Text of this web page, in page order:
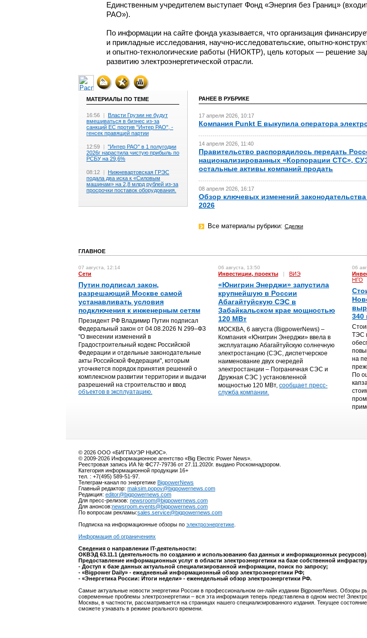
Единственным учредителем выступает Фонд «Энергия без Границ»
РАО»).
По информации на сайте фонда указывается, что организация
и прикладные исследования, научно-исследовательские, опытно-
и опытно-технологические работы (НИОКТР), цель которых — решение
развитию электроэнергетической отрасли.
МАТЕРИАЛЫ ПО ТЕМЕ
16:56 | Власти Грузии не будут
вмешиваться в бизнес из-за
санкций ЕС против "Интер РАО", -
генсек правящей партии
12:59 | "Интер РАО" в 1 полугодии
2026г нарастила чистую прибыль по
РСБУ на 29,6%
08:12 |
Нижневартовская ГРЭС
подала два иска к «Силовым
машинам» на 2,8 млрд рублей из-за
просрочки поставок оборудования.
РАНЕЕ В РУБРИКЕ
17 апреля 2026, 10:17
Компания Punkt E выкупила оператора
14 апреля 2026, 11:40
Правительство распорядилось передать
национализированных «Корпорации СТС»,
остальные активы компаний продать
08 апреля 2026, 16:17
Обзор ключевых изменений
2026
Все материалы рубрики: Сделки
ГЛАВНОЕ
07 августа, 12:14
Сети
Путин подписал закон,
разрешающий Москве самой
устанавливать условия
подключения к инженерным сетям
Президент РФ Владимир Путин подписал
Федеральный закон от 04.08.2026 N 299–ФЗ
"О внесении изменений в
Градостроительный кодекс Российской
Федерации и отдельные законодательные
акты Российской Федерации", которым
уточняется порядок принятия решений о
комплексном развитии территории и выдачи
разрешений на строительство и ввод
объектов в эксплуатацию.
06 августа, 13:50
Инвестиции, проекты | ВИЭ
«Юнигрин Энерджи» запустила
крупнейшую в России
Абагайтуйскую СЭС в
Забайкальском крае мощностью
120 МВт
МОСКВА, 6 августа (BigpowerNews) –
Компания «Юнигрин Энерджи» ввела в
эксплуатацию Абагайтуйскую солнечную
электростанцию (СЭС, диспетчерское
наименование двух очередей
электростанции – Пограничная СЭС и
Дружная СЭС ) установленной
мощностью 120 МВт, сообщает пресс-
служба компании.
06
НГО
340
ТЭС
на
По
© 2026 ООО «БИГПАУЭР НЬЮС».
© 2009-2026 Информационное агентство «Big Electric Power News».
Реестровая запись ИА № ФС77-79736 от 27.11.2020г. выдано Роскомнадзором.
Категория информационной продукции 16+
тел. : +7(495) 589-51-97.
Телеграм-канал по энергетике BigpowerNews
Главный редактор: maksim.popov@bigpowernews.com
Редакция: editor@bigpowernews.com
Для пресс-релизов: newsroom@bigpowernews.com
Для анонсов:newsroom.events@bigpowernews.com
По вопросам рекламы:sales.service@bigpowernews.com
Подписка на информационные обзоры по электроэнергетике
Информация об ограничениях
Сведения о направлении IT-деятельности:
ОКВЭД 63.11.1 (деятельность по созданию и использованию баз данных и информационных
Предоставление информационных услуг в области электроэнергетики на базе собственной
- Доступ к базе данных актуальной специализированной информации, поиск по запросу;
- «Bigpower Daily» - ежедневный информационный обзор электроэнергетики РФ;
- «Энергетика России: Итоги недели» - еженедельный обзор электроэнергетики РФ.
Самые актуальные новости энергетики России в профессиональном он-лайн издании BigpowerNews. Обзоры
современные проблемы электроэнергетики – вся эта информация теперь представлена в одном месте!
Москвы, в частности, рассматривается на страницах нашего специализированного издания. Текущее
сможете узнавать в режиме реального времени.